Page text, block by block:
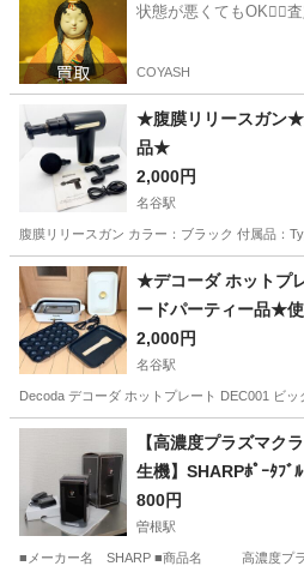
状態が悪くてもOK🙆‍♀️
COYASH
★腹膜リリースガン
品★
2,000円
名谷駅
腹膜リリースガン カラー：ブラック 付属
兵庫 神戸市 名谷駅 美容家電
★デコーダ ホットプ
ードパーティー品★
2,000円
名谷駅
Decoda デコーダ ホットプレート DEC001 ビ
兵庫 神戸市 名谷駅 キッチン家電
【高濃度プラズマク
生機】SHARPﾎﾟｰﾀﾌﾞ
美✨️中古品
800円
曽根駅
■メーカー名 SHARP ■商品名 高